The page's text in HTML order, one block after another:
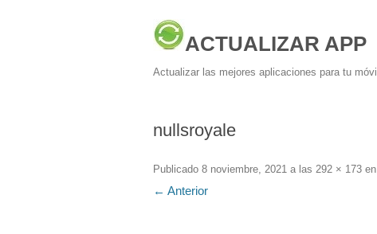
ACTUALIZAR APP
Actualizar las mejores aplicaciones para tu móvil
nullsroyale
Publicado 8 noviembre, 2021 a las 292 × 173 en
← Anterior